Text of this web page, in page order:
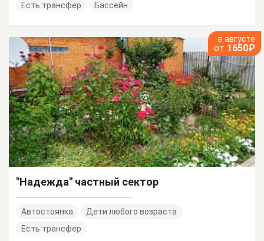
Есть трансфер
Бассейн
в августе
от 1650₽
"Надежда" частный сектор
Автостоянка
Дети любого возраста
Есть трансфер